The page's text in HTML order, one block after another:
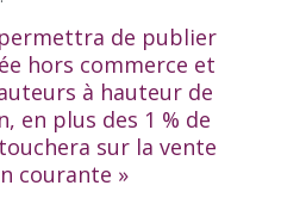
de publier
hors commerce et
à hauteur de
en plus des 1 % de
sur la vente
courante »